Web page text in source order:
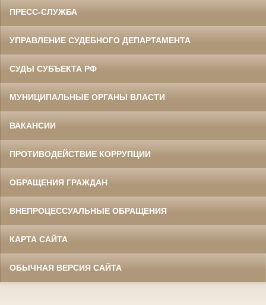
ПРЕСС-СЛУЖБА
УПРАВЛЕНИЕ СУДЕБНОГО ДЕПАРТАМЕНТА
СУДЫ СУБЪЕКТА РФ
МУНИЦИПАЛЬНЫЕ ОРГАНЫ ВЛАСТИ
ВАКАНСИИ
ПРОТИВОДЕЙСТВИЕ КОРРУПЦИИ
ОБРАЩЕНИЯ ГРАЖДАН
ВНЕПРОЦЕССУАЛЬНЫЕ ОБРАЩЕНИЯ
КАРТА САЙТА
ОБЫЧНАЯ ВЕРСИЯ САЙТА